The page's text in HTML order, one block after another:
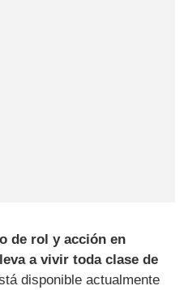
de rol y acción en
a vivir toda clase de
disponible actualmente